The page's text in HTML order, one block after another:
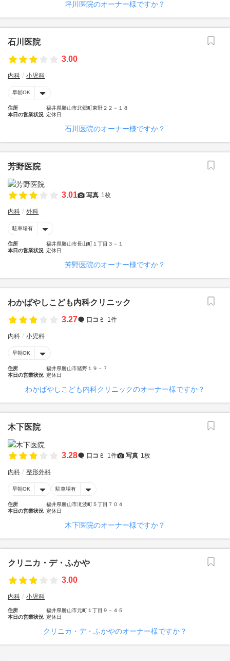
坪川医院のオーナー様ですか？
石川医院
3.00
内科 小児科
早朝OK
住所
福井県勝山市北郷町東野２２－１８
本日の営業状況 定休日
石川医院のオーナー様ですか？
芳野医院
3.01 写真 1枚
内科 外科
駐車場有
住所
福井県勝山市長山町１丁目３－１
本日の営業状況 定休日
芳野医院のオーナー様ですか？
わかばやしこども内科クリニック
3.27
口コミ 1件
内科 小児科
早朝OK
住所
福井県勝山市猪野１９－７
本日の営業状況 定休日
わかばやしこども内科クリニックのオーナー様ですか？
木下医院
3.28 口コミ 1件 写真 1枚
内科 整形外科
早朝OK 駐車場有
住所
福井県勝山市滝波町５丁目７０４
本日の営業状況 定休日
木下医院のオーナー様ですか？
クリニカ・デ・ふかや
3.00
内科 小児科
住所
福井県勝山市元町１丁目９－４５
本日の営業状況 定休日
クリニカ・デ・ふかやのオーナー様ですか？